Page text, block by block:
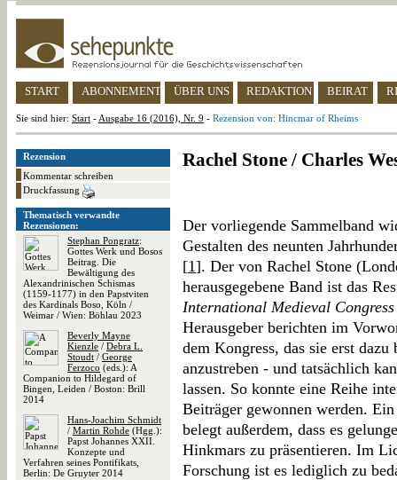
START ABONNEMENT ÜBER UNS REDAKTION BEIRAT
Sie sind hier: Start - Ausgabe 16 (2016), Nr. 9 - Rezension von: Hincmar of Rheims
Rezension
Kommentar schreiben
Druckfassung
Thematisch verwandte
Rezensionen:
Stephan Pongratz:
Gottes Werk und Bosos
Beitrag. Die
Bewältigung des
Alexandrinischen Schismas
(1159-1177) in den Papstviten
des Kardinals Boso, Köln /
Weimar / Wien: Böhlau 2023
Beverly Mayne
Kienzle / Debra L.
Stoudt / George
Ferzoco (eds.): A
Companion to Hildegard of
Bingen, Leiden / Boston: Brill
2014
Hans-Joachim Schmidt
/ Martin Rohde (Hgg.):
Papst Johannes XXII.
Konzepte und
Verfahren seines Pontifikats,
Berlin: De Gruyter 2014
Rachel Stone / Charles
Der vorliegende Sammelband
Gestalten des neunten
[1]. Der von Rachel Stone
herausgegebene Band ist das
International Medieval Congress
Herausgeber berichten im
dem Kongress, das sie erst
anzustreben - und tatsächlich
lassen. So konnte eine Reihe
Beiträger gewonnen werden.
belegt außerdem, dass es
Hinkmars zu präsentieren. Im
Forschung ist es lediglich zu